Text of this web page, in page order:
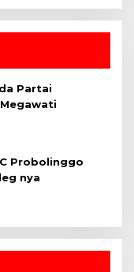
Partai
Probolinggo
nya